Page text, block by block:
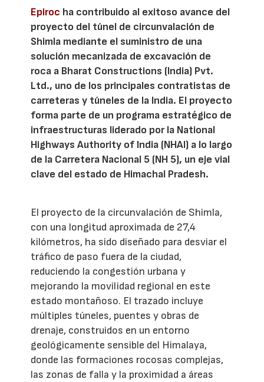
Epiroc ha contribuido al exitoso avance del
proyecto del túnel de circunvalación de
Shimla mediante el suministro de una
solución mecanizada de excavación de
roca a Bharat Constructions (India) Pvt.
Ltd., uno de los principales contratistas de
carreteras y túneles de la India. El proyecto
forma parte de un programa estratégico de
infraestructuras liderado por la National
Highways Authority of India (NHAI) a lo largo
de la Carretera Nacional 5 (NH 5), un eje vial
clave del estado de Himachal Pradesh.
El proyecto de la circunvalación de Shimla,
con una longitud aproximada de 27,4
kilómetros, ha sido diseñado para desviar el
tráfico de paso fuera de la ciudad,
reduciendo la congestión urbana y
mejorando la movilidad regional en este
estado montañoso. El trazado incluye
múltiples túneles, puentes y obras de
drenaje, construidos en un entorno
geológicamente sensible del Himalaya,
donde las formaciones rocosas complejas,
las zonas de falla y la proximidad a áreas